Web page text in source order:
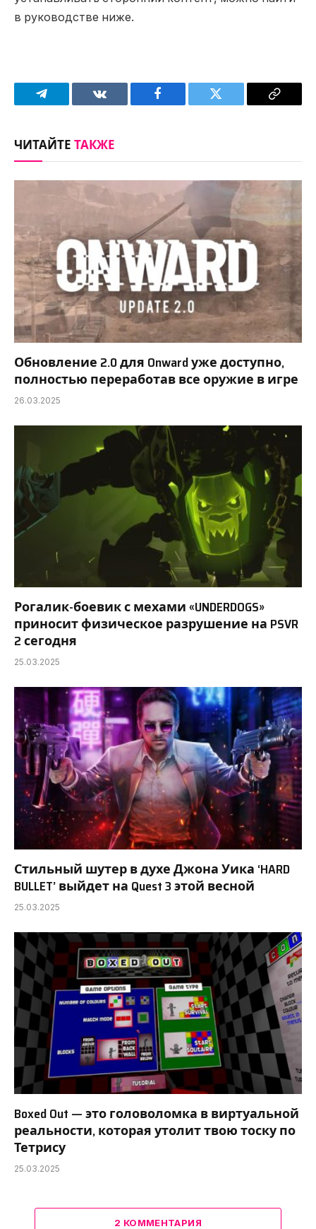
в руководстве ниже.
Telegram VKontakteFacebook Twitter
Copy
ЧИТАЙТЕТАКЖЕ
Обновление 2.0 для Onward уже доступно,
полностью переработав все оружие в игре
26.03.2025
Рогалик-боевик с мехами «UNDERDOGS»
приносит физическое разрушение на PSVR
2 сегодня
25.03.2025
Стильный шутер в духе Джона Уика ‘HARD
BULLET’ выйдет на Quest 3 этой весной
25.03.2025
Boxed Out — это головоломка в виртуальной
реальности, которая утолит твою тоску по
Тетрису
25.03.2025
2 КОММЕНТАРИЯ